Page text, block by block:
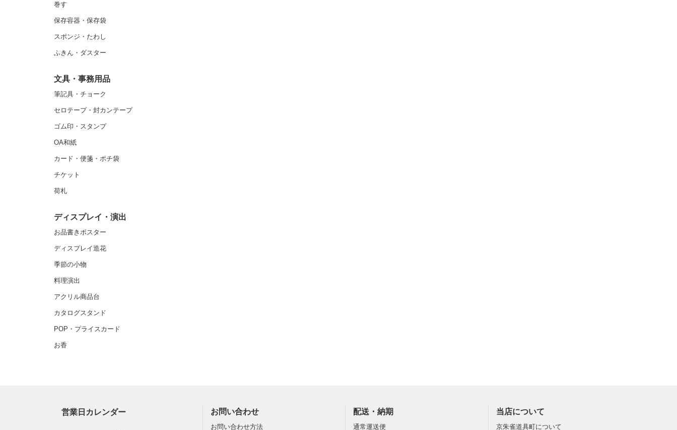
巻す
保存容器・保存袋
スポンジ・たわし
ふきん・ダスター
文具・事務用品
筆記具・チョーク
セロテープ・封カンテープ
ゴム印・スタンプ
OA和紙
カード・便箋・ポチ袋
チケット
荷札
ディスプレイ・演出
お品書きポスター
ディスプレイ造花
季節の小物
料理演出
アクリル商品台
カタログスタンド
POP・プライスカード
お香
営業日カレンダー お問い合わせ
お問い合わせ方法
配送・納期
通常運送便
当店について
京朱雀道具町について